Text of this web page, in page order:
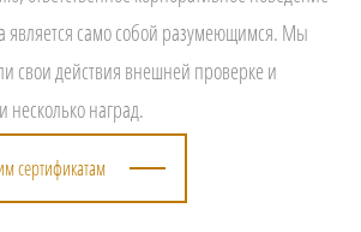
является само собой разумеющимся. Мы
свои действия внешней проверке и
несколько наград.
сертификатам